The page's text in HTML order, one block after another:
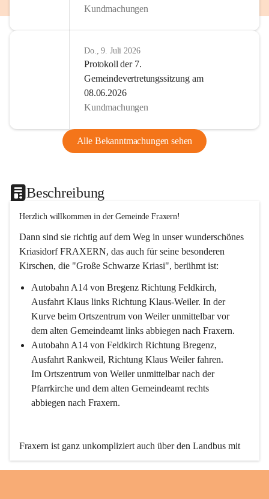
Kundmachungen
Do., 9. Juli 2026
Protokoll der 7.
Gemeindevertretungssitzung am
08.06.2026
Kundmachungen
Alle Bekanntmachungen sehen
Beschreibung
Herzlich willkommen in der Gemeinde Fraxern!
Dann sind sie richtig auf dem Weg in unser wunderschönes
Kriasidorf FRAXERN, das auch für seine besonderen
Kirschen, die "Große Schwarze Kriasi", berühmt ist:
Autobahn A14 von Bregenz Richtung Feldkirch,
Ausfahrt Klaus links Richtung Klaus-Weiler. In der
Kurve beim Ortszentrum von Weiler unmittelbar vor
dem alten Gemeindeamt links abbiegen nach Fraxern.
Autobahn A14 von Feldkirch Richtung Bregenz,
Ausfahrt Rankweil, Richtung Klaus Weiler fahren.
Im Ortszentrum von Weiler unmittelbar nach der
Pfarrkirche und dem alten Gemeindeamt rechts
abbiegen nach Fraxern.
Fraxern ist ganz unkompliziert auch über den Landbus mit
den öffentlichen Verkehrsmitteln zu erreichen. Die Linie